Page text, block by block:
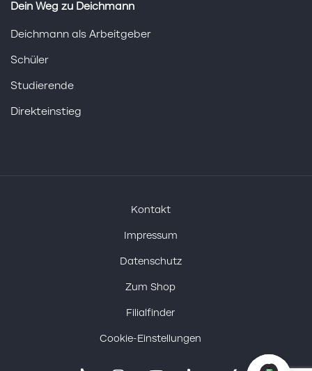
Dein Weg zu Deichmann
Deichmann als Arbeitgeber
Schüler
Studierende
Direkteinstieg
Kontakt
Impressum
Datenschutz
Zum Shop
Filialfinder
Cookie-Einstellungen